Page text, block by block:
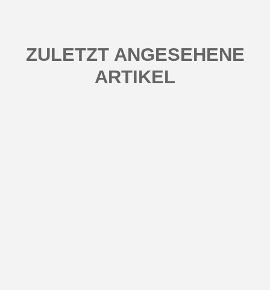
ZULETZT ANGESEHENE
ARTIKEL